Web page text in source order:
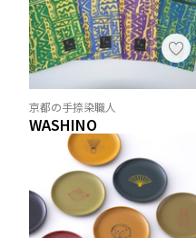
京都の手捺染職人
WASHINO